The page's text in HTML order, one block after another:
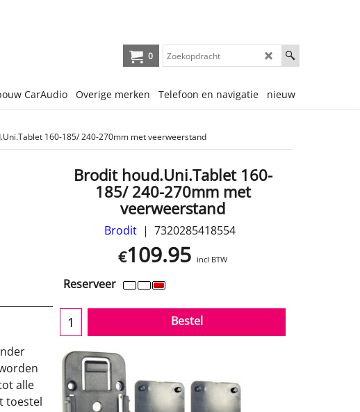
0
CarAudio Overige merken Telefoon en navigatie nieuw
160-185/ 240-270mm met veerweerstand
Brodit houd.Uni.Tablet 160-
185/ 240-270mm met
veerweerstand
Brodit 7320285418554
€109.95 incl BTW
Reserveer
Bestel
alle
toestel